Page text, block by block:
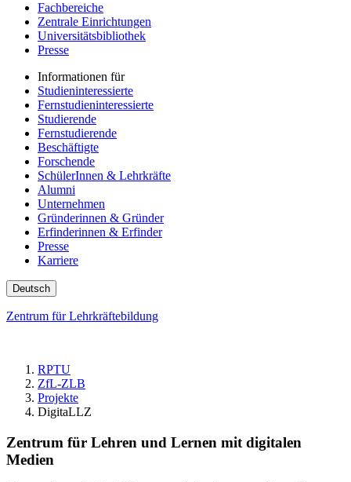
Fachbereiche
Zentrale Einrichtungen
Universitätsbibliothek
Presse
Informationen für
Studieninteressierte
Fernstudieninteressierte
Studierende
Fernstudierende
Beschäftigte
Forschende
SchülerInnen & Lehrkräfte
Alumni
Unternehmen
Gründerinnen & Gründer
Erfinderinnen & Erfinder
Presse
Karriere
Deutsch
Zentrum für Lehrkräftebildung
RPTU
ZfL-ZLB
Projekte
DigitaLLZ
Zentrum für Lehren und Lernen mit digitalen
Medien